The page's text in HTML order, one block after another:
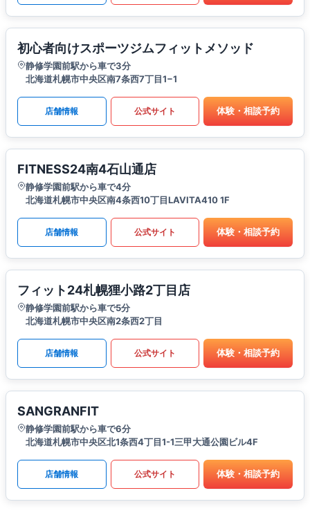
初心者向けスポーツジムフィットメソッド
静修学園前駅から車で3分
北海道札幌市中央区南7条西7丁目1−1
店舗情報 公式サイト 体験・相談予約
FITNESS24南4石山通店
静修学園前駅から車で4分
北海道札幌市中央区南4条西10丁目LAVITA410 1F
店舗情報 公式サイト 体験・相談予約
フィット24札幌狸小路2丁目店
静修学園前駅から車で5分
北海道札幌市中央区南2条西2丁目
店舗情報 公式サイト 体験・相談予約
SANGRANFIT
静修学園前駅から車で6分
北海道札幌市中央区北1条西4丁目1-1三甲大通公園ビル4F
店舗情報 公式サイト 体験・相談予約